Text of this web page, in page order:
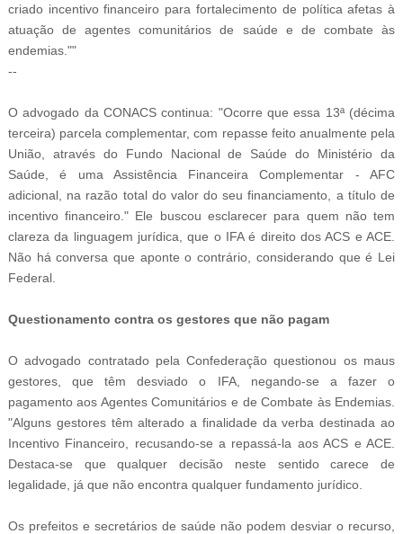
criado incentivo financeiro para fortalecimento de política afetas à
atuação de agentes comunitários de saúde e de combate às
endemias.""
--
O advogado da CONACS continua: "Ocorre que essa 13ª (décima
terceira) parcela complementar, com repasse feito anualmente pela
União, através do Fundo Nacional de Saúde do Ministério da
Saúde, é uma Assistência Financeira Complementar - AFC
adicional, na razão total do valor do seu financiamento, a título de
incentivo financeiro." Ele buscou esclarecer para quem não tem
clareza da linguagem jurídica, que o IFA é direito dos ACS e ACE.
Não há conversa que aponte o contrário, considerando que é Lei
Federal.
Questionamento contra os gestores que não pagam
O advogado contratado pela Confederação questionou os maus
gestores, que têm desviado o IFA, negando-se a fazer o
pagamento aos Agentes Comunitários e de Combate às Endemias.
"Alguns gestores têm alterado a finalidade da verba destinada ao
Incentivo Financeiro, recusando-se a repassá-la aos ACS e ACE.
Destaca-se que qualquer decisão neste sentido carece de
legalidade, já que não encontra qualquer fundamento jurídico.
Os prefeitos e secretários de saúde não podem desviar o recurso,